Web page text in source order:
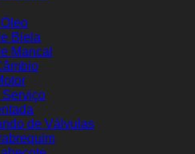
Biela
Mancal
de Válvulas